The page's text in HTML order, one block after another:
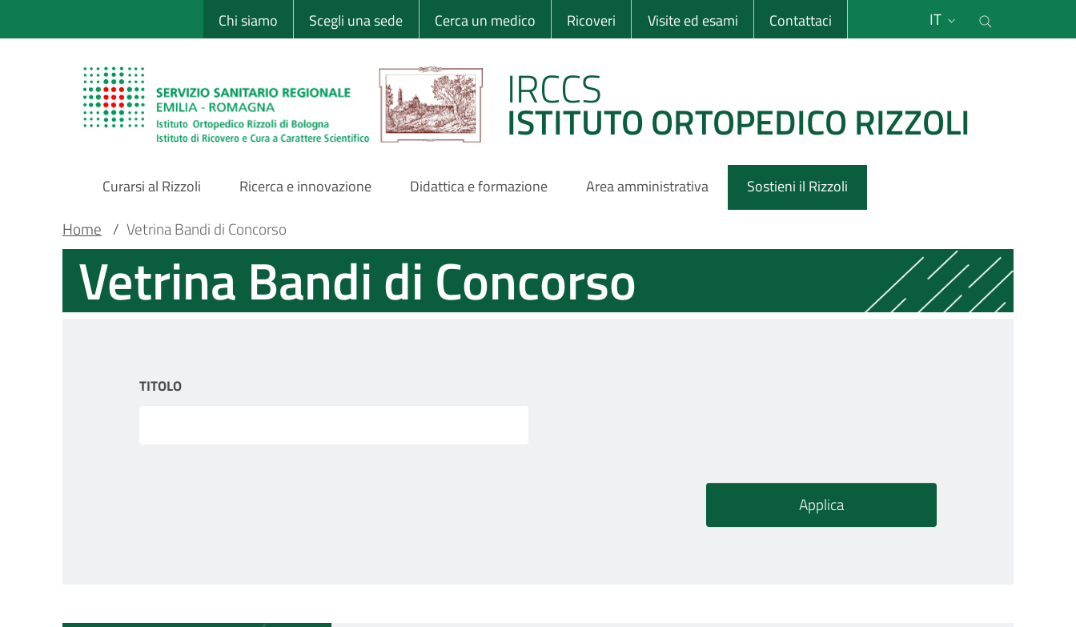
al
Sito Web Istituto Ortopedico Rizzoli
Chi siamo Scegli una sede Cerca un medico Ricoveri Visite ed esami Contattaci IT
IRCCS
ISTITUTO ORTOPEDICO RIZZOLI
Main
Navigation
Curarsi al Rizzoli Ricerca e innovazione Didattica e formazione Area amministrativa Sostieni il Rizzoli
Main container
Briciole
Home / Vetrina Bandi di Concorso
Vetrina Bandi di Concorso
TITOLO